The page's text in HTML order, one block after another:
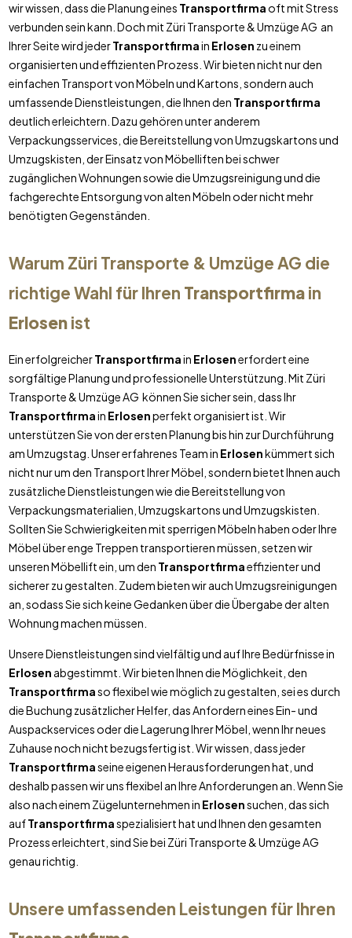
wir wissen, dass die Planung eines Transportfirmaoft mit Stress
verbunden sein kann. Doch mit Züri Transporte & Umzüge AG an
Ihrer Seite wird jederTransportfirmain Erlosen zu einem
organisierten und effizienten Prozess. Wir bieten nicht nur den
einfachen Transport von Möbeln und Kartons, sondern auch
umfassende Dienstleistungen, die Ihnen den Transportfirma
deutlich erleichtern. Dazu gehören unter anderem
Verpackungsservices, die Bereitstellung von Umzugskartons und
Umzugskisten, der Einsatz von Möbelliften bei schwer
zugänglichen Wohnungen sowie die Umzugsreinigung und die
fachgerechte Entsorgung von alten Möbeln oder nicht mehr
benötigten Gegenständen.
Warum Züri Transporte & Umzüge AG die
richtige Wahl für Ihren Transportfirmain
Erlosenist
Ein erfolgreicherTransportfirmain Erlosenerfordert eine
sorgfältige Planung und professionelle Unterstützung. Mit Züri
Transporte & Umzüge AG können Sie sicher sein, dass Ihr
Transportfirmain Erlosenperfekt organisiert ist. Wir
unterstützen Sie von der ersten Planung bis hin zur Durchführung
am Umzugstag. Unser erfahrenes Team in Erlosenkümmert sich
nicht nur um den Transport Ihrer Möbel, sondern bietet Ihnen auch
zusätzliche Dienstleistungen wie die Bereitstellung von
Verpackungsmaterialien, Umzugskartons und Umzugskisten.
Sollten Sie Schwierigkeiten mit sperrigen Möbeln haben oder Ihre
Möbel über enge Treppen transportieren müssen, setzen wir
unseren Möbellift ein, um den Transportfirmaeffizienter und
sicherer zu gestalten. Zudem bieten wir auch Umzugsreinigungen
an, sodass Sie sich keine Gedanken über die Übergabe der alten
Wohnung machen müssen.
Unsere Dienstleistungen sind vielfältig und auf Ihre Bedürfnisse in
Erlosen abgestimmt. Wir bieten Ihnen die Möglichkeit, den
Transportfirmaso flexibel wie möglich zu gestalten, sei es durch
die Buchung zusätzlicher Helfer, das Anfordern eines Ein- und
Auspackservices oder die Lagerung Ihrer Möbel, wenn Ihr neues
Zuhause noch nicht bezugsfertig ist. Wir wissen, dass jeder
Transportfirmaseine eigenen Herausforderungen hat, und
deshalb passen wir uns flexibel an Ihre Anforderungen an. Wenn Sie
also nach einem Zügelunternehmen in Erlosensuchen, das sich
aufTransportfirmaspezialisiert hat und Ihnen den gesamten
Prozess erleichtert, sind Sie bei Züri Transporte & Umzüge AG
genau richtig.
Unsere umfassenden Leistungen für Ihren